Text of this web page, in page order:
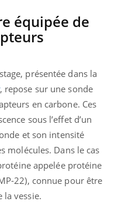
équipée de
présentée dans la
, repose sur une sonde
en carbone. Ces
sous l’effet d’un
et son intensité
molécules. Dans le cas
appelée protéine
22), connue pour être
la vessie.